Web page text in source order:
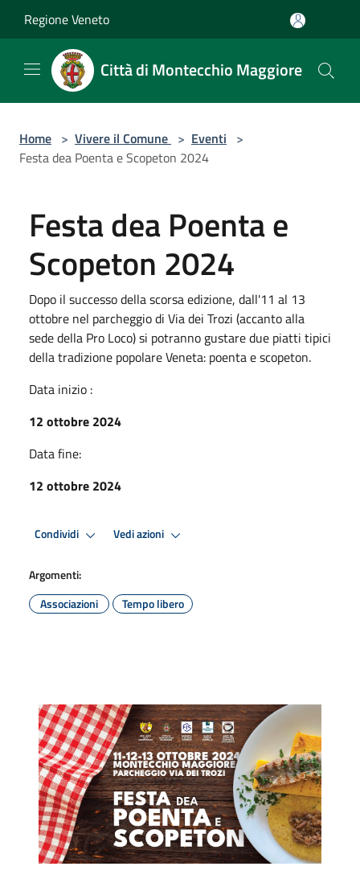
Regione Veneto
Città di Montecchio Maggiore
Home > Vivere il Comune > Eventi >
Festa dea Poenta e Scopeton 2024
Festa dea Poenta e
Scopeton 2024
Dopo il successo della scorsa edizione, dall'11 al 13
ottobre nel parcheggio di Via dei Trozi (accanto alla
sede della Pro Loco) si potranno gustare due piatti tipici
della tradizione popolare Veneta: poenta e scopeton.
Data inizio :
12 ottobre 2024
Data fine:
12 ottobre 2024
Condividi Vedi azioni
Argomenti:
Associazioni
Tempo libero